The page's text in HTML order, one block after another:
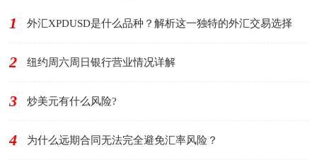
1 外汇XPDUSD是什么品种？解析这一独特的外汇交易选择
2 纽约周六周日银行营业情况详解
3 炒美元有什么风险?
4 为什么远期合同无法完全避免汇率风险？